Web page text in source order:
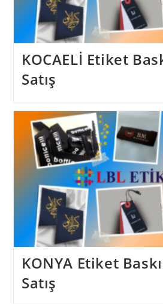
KOCAELİ Etiket
Satış
KONYA Etiket
Satış